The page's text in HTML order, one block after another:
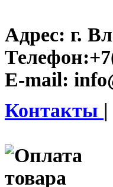
Адрес: г.
Телефон:
E-mail:
Контакты |